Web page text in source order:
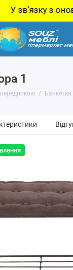
з
1